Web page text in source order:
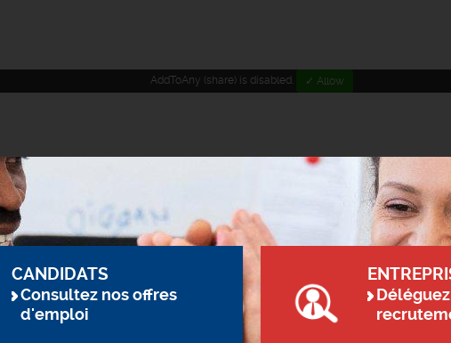
AddToAny (share) is disabled. ✓ Allow
CANDIDATS
Consultez nos offres
d'emploi